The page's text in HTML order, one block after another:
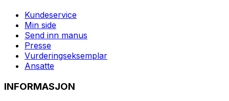
Kundeservice
Min side
Send inn manus
Presse
Vurderingseksemplar
Ansatte
INFORMASJON